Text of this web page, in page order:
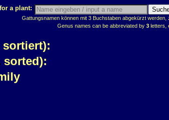
a plant:
Gattungsnamen können mit 3 Buchstaben abgekürzt werden,
Genus names can be abbreviated by 3 letters,
sortiert):
sorted):